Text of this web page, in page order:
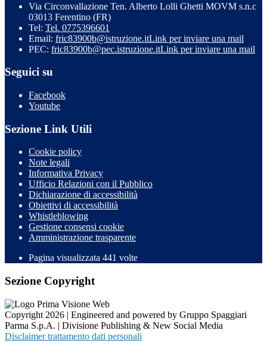
Via Circonvallazione Ten. Alberto Lolli Ghetti MOVM s.n.c
03013 Ferentino (FR)
Tel: Tel. 0775396601
Email: fric83900b@istruzione.itLink per inviare una mail
PEC: fric83900b@pec.istruzione.itLink per inviare una mail
Seguici su
Facebook
Youtube
Sezione Link Utili
Cookie policy
Note legali
Informativa Privacy
Ufficio Relazioni con il Pubblico
Dichiarazione di accessibilità
Obiettivi di accessibilità
Whistleblowing
Gestione consensi cookie
Amministrazione trasparente
Pagina visualizzata 441 volte
Sezione Copyright
Copyright 2026 | Engineered and powered by Gruppo Spaggiari
Parma S.p.A. | Divisione Publishing & New Social Media
Disclaimer trattamento dati personali